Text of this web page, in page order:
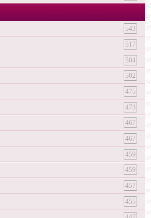
543
517
504
502
475
473
467
467
459
459
457
455